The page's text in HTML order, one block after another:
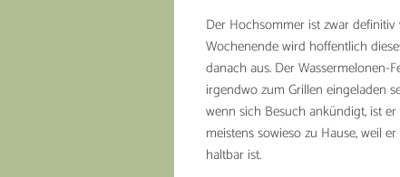
Der Hochsommer ist zwar
Wochenende wird hoffentlich
danach aus. Der Wassermelonen-
irgendwo zum Grillen eingeladen
wenn sich Besuch ankündigt, ist
meistens sowieso zu Hause, weil
haltbar ist.